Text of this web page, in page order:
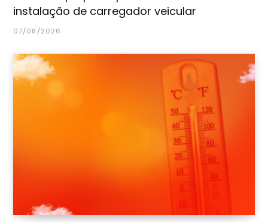
instalação de carregador veicular
07/08/2026